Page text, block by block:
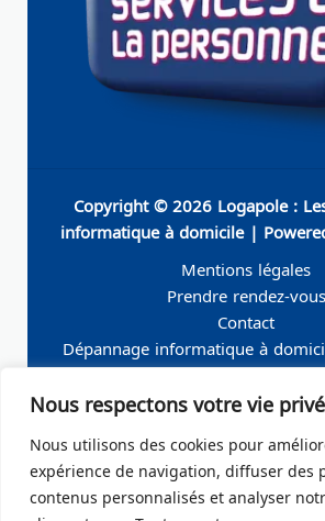
Nous respectons votre vie
Nous utilisons des cookies pour
expérience de navigation, diffuser des
contenus personnalisés et analyser
Copyright © 2026 Logapole :
informatique à domicile |
Mentions légales
Prendre rendez-vous
Contact
Dépannage informatique à
Seine
Perret
Dépannage informatique à
Dépannage informatique à